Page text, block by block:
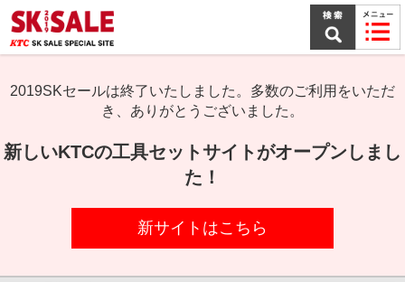
文
ま
で
キ2019SKセールは終了いたしました。多数のご利用をいただ
き、ありがとうございました。
新しいKTCの工具セットサイトがオープンしまし
た！
新サイトはこちら